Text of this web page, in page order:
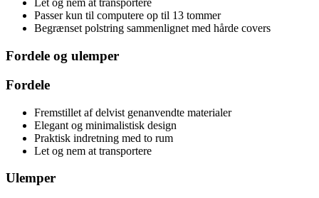
Let og nem at transportere
Passer kun til computere op til 13 tommer
Begrænset polstring sammenlignet med hårde covers
Fordele og ulemper
Fordele
Fremstillet af delvist genanvendte materialer
Elegant og minimalistisk design
Praktisk indretning med to rum
Let og nem at transportere
Ulemper